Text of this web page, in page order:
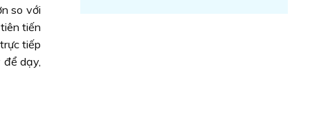
so với
tiến
tiếp
để dạy,